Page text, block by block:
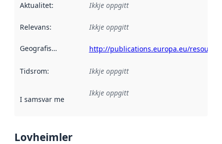
Aktualitet: Ikkje oppgitt
Relevans: Ikkje oppgitt
Geografisk område http://publications.europa.eu/
Tidsrom: Ikkje oppgitt
I samsvar med Referanse til ei implementeringsregel eller
Ikkje oppgitt
Lovheimler